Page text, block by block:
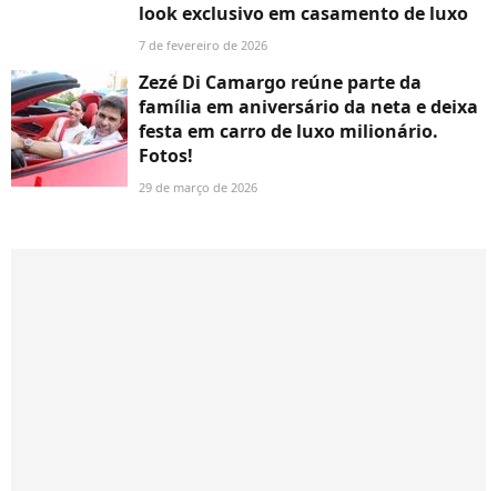
look exclusivo em casamento de luxo
7 de fevereiro de 2026
Zezé Di Camargo reúne parte da
família em aniversário da neta e deixa
festa em carro de luxo milionário.
Fotos!
29 de março de 2026